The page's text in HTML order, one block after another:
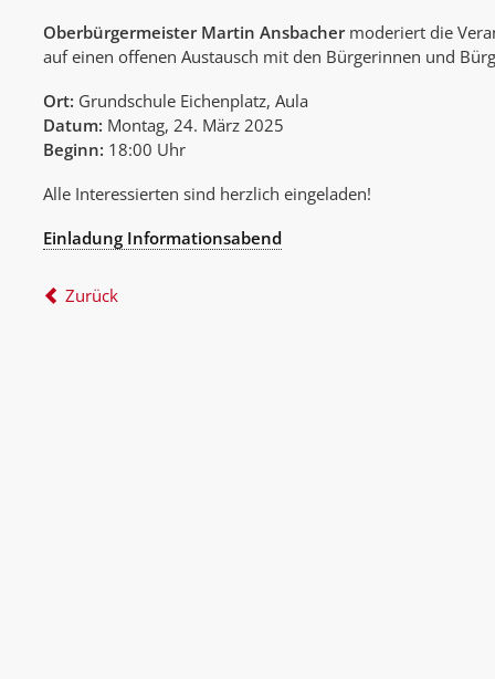
Oberbürgermeister Martin Ansbachermoderiert die
auf einen offenen Austausch mit den Bürgerinnen und
Ort: Grundschule Eichenplatz, Aula
Datum: Montag, 24. März 2025
Beginn: 18:00 Uhr
Alle Interessierten sind herzlich eingeladen!
Einladung Informationsabend
Zurück